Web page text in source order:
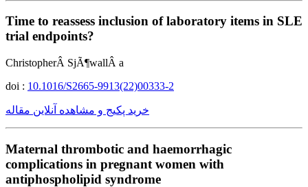
Time to reassess inclusion of laboratory items in SLE
trial endpoints?
ChristopherÂ SjÃ¶wallÂ a
doi : 10.1016/S2665-9913(22)00333-2
خرید پکیج و مشاهده آنلاین مقاله
Maternal thrombotic and haemorrhagic
complications in pregnant women with
antiphospholipid syndrome